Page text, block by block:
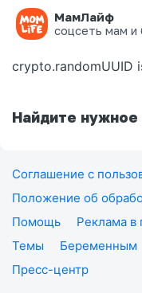
МамЛайф
соцсеть мам и
Ошибка на
crypto.randomUUID
Найдите нужное
Соглашение с
Положение об
Помощь
Реклама в
Темы
Беременным
Пресс-центр